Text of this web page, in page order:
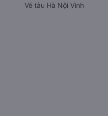
Vé tàu Hà Nội Vinh